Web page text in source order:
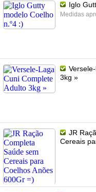
Iglo
Medidas
3kg »
JR
Cereais